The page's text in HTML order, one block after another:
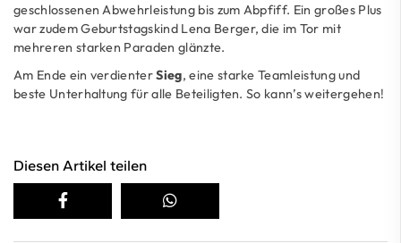
geschlossenen Abwehrleistung bis zum Abpfiff. Ein großes Plus
war zudem Geburtstagskind Lena Berger, die im Tor mit
mehreren starken Paraden glänzte.
Am Ende ein verdienterSieg, eine starke Teamleistung und
beste Unterhaltung für alle Beteiligten. So kann’s weitergehen!
Diesen Artikel teilen